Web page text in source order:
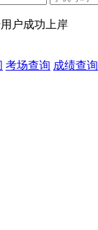
户成功上岸
考场查询 成绩查询